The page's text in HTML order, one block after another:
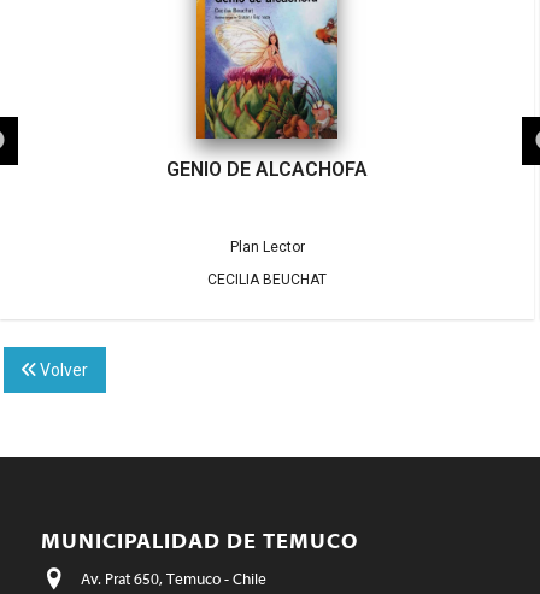
GENIO DE ALCACHOFA
Plan Lector
CECILIA BEUCHAT
Volver
MUNICIPALIDAD DE TEMUCO
Av. Prat 650, Temuco - Chile